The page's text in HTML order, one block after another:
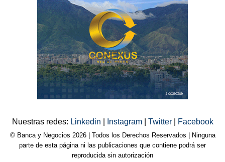
Nuestras redes: Linkedin Instagram Twitter Facebook
© Banca y Negocios 2026 | Todos los Derechos Reservados | Ninguna
parte de esta página ni las publicaciones que contiene podrá ser
reproducida sin autorización